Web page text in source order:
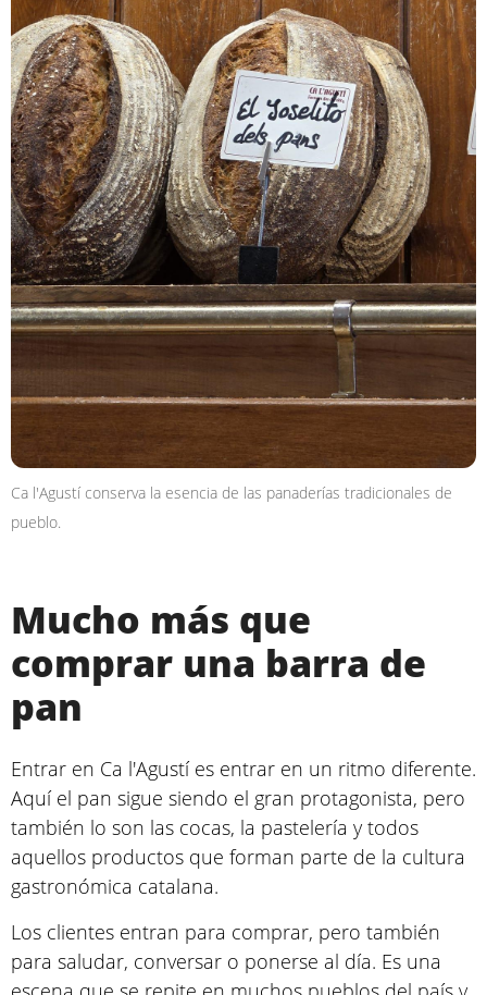
Ca l'Agustí conserva la esencia de las panaderías tradicionales de
pueblo.
Mucho más que
comprar una barra de
pan
Entrar en Ca l'Agustí es entrar en un ritmo diferente.
Aquí el pan sigue siendo el gran protagonista, pero
también lo son las cocas, la pastelería y todos
aquellos productos que forman parte de la cultura
gastronómica catalana.
Los clientes entran para comprar, pero también
para saludar, conversar o ponerse al día. Es una